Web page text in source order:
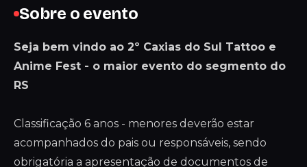
Sobre o evento
Seja bem vindo ao 2º Caxias do Sul Tattoo e
Anime Fest - o maior evento do segmento do
RS
Classificação 6 anos - menores deverão estar
acompanhados do pais ou responsáveis, sendo
obrigatória a apresentação de documentos de